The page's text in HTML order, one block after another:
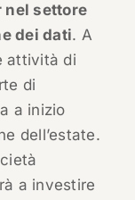
nel settore
dei dati. A
attività di
di
a inizio
dell’estate.
a investire